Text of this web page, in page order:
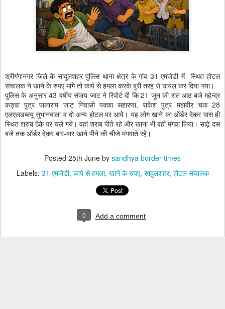
श्रीगंगानगर जिले के सादुलशहर पुलिस थाना क्षेत्र के गांव 31 एमजेडी में स्थित होटल
संचालक ने खाने के रुपए मांगे तो कापे से हमला करके बुरी तरह से घायल कर दिया गया।
पुलिस के अनुसार 43 वर्षीय संजय जाट ने रिपोर्ट दी कि 21 जून की रात आठ बजे महेन्द्र
कड़वा पुत्र पालाराम जाट निवासी पक्का सहारणा, राकेश पुत्र महावीर चक 28
एलएलडब्ल्यू सुभानवाला व दो अन्य होटल पर आये। यह लोग खाने का ऑर्डर देकर पास ही
स्थित शराब ठेके पर चले गये। वहां शराब पीते रहे और खाना भी वहीं मंगवा लिया। साढ़े दस
बजे तक ऑर्डर देकर बार-बार खाने पीने की चीजे मंगवाते रहे।
Posted 25th June by sandhya border times
Labels: 31 एमजेडी कापे से हमला खाने के रुपए सादुलशहर होटल संचालक
0 Add a comment